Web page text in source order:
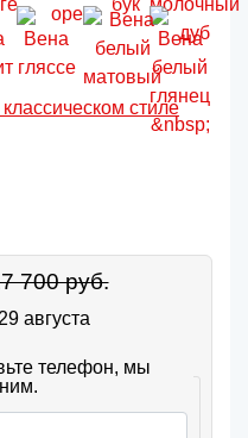
700 руб.
августа
телефон, мы